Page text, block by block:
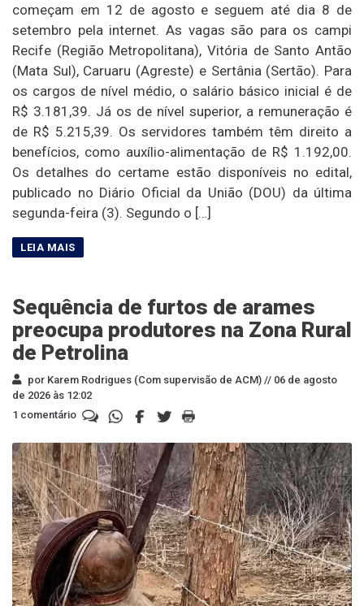
começam em 12 de agosto e seguem até dia 8 de
setembro pela internet. As vagas são para os campi
Recife (Região Metropolitana), Vitória de Santo Antão
(Mata Sul), Caruaru (Agreste) e Sertânia (Sertão). Para
os cargos de nível médio, o salário básico inicial é de
R$ 3.181,39. Já os de nível superior, a remuneração é
de R$ 5.215,39. Os servidores também têm direito a
benefícios, como auxílio-alimentação de R$ 1.192,00.
Os detalhes do certame estão disponíveis no edital,
publicado no Diário Oficial da União (DOU) da última
segunda-feira (3). Segundo o […]
Sequência de furtos de arames
preocupa produtores na Zona Rural
de Petrolina
por Karem Rodrigues (Com supervisão de ACM) // 06 de agosto
de 2026 às 12:02
1 comentário